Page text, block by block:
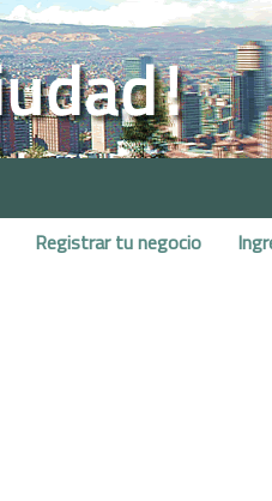
Registrar tu negocio